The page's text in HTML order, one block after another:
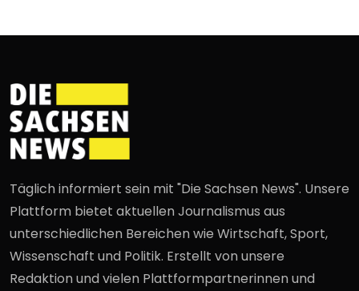
Täglich informiert sein mit "Die Sachsen News". Unsere
Plattform bietet aktuellen Journalismus aus
unterschiedlichen Bereichen wie Wirtschaft, Sport,
Wissenschaft und Politik. Erstellt von unsere
Redaktion und vielen Plattformpartnerinnen und